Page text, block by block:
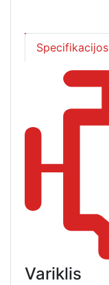
Specifikacijos
Variklis